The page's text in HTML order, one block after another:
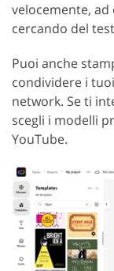
velocemente,
cercando del
Puoi anche
condividere i
network. Se ti
scegli i modelli
YouTube.